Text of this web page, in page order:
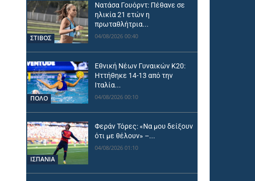
ΣΤΙΒΟΣ
Νατάσα Γουόρντ: Πέθανε σε
ηλικία 21 ετών η
πρωταθλήτρια...
04/08/2026 00:40
ΠΟΛΟ
Εθνική Νέων Γυναικών Κ20:
Ηττήθηκε 14-13 από την
Ιταλία...
04/08/2026 00:10
ΙΣΠΑΝΙΑ
Φεράν Τόρες: «Να μου δείξουν
ότι με θέλουν» –...
04/08/2026 01:10